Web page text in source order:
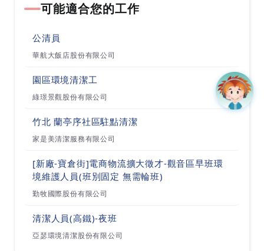
可能適合您的工作
公清員
華航大飯店股份有限公司
園區環境清潔工
綠璟景觀股份有限公司
竹北 蘭亭序社區駐點清潔
家是美清潔服務有限公司
[新廠-寶倉街]電商物流擴大徵才-觀音區早班環
境維護人員(班別固定 無需輪班)
勤牧國際股份有限公司
清潔人員(高鐵)-夜班
亞瑟環境清潔股份有限公司